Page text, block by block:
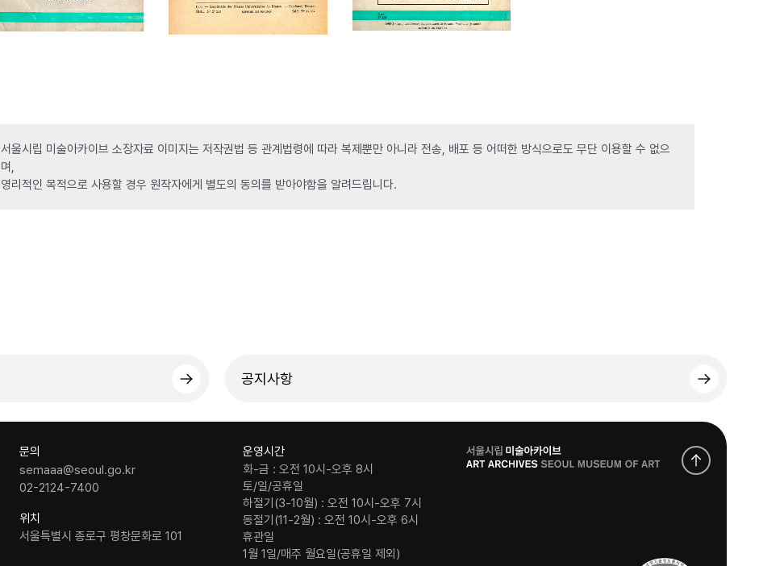
서울시립 미술아카이브 소장자료 이미지는 저작권법 등 관계법령에 따라 복제뿐만 아니라 전송, 배포 등 어떠한 방식으로도 무단 이용할 수 없으
며,
영리적인 목적으로 사용할 경우 원작자에게 별도의 동의를 받아야함을 알려드립니다.
공지사항
문의
semaaa@seoul.go.kr
02-2124-7400
위치
서울특별시 종로구 평창문화로 101
운영시간
화-금 : 오전 10시-오후 8시
토/일/공휴일
하절기(3-10월) : 오전 10시-오후 7시
동절기(11-2월) : 오전 10시-오후 6시
휴관일
1월 1일/매주 월요일(공휴일 제외)
로
고